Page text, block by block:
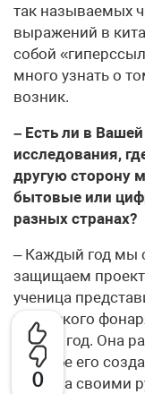
0
так называемых
выражений в
собой
много узнать о
возник.
– Есть ли в
исследования,
другую сторону
бытовые или
разных странах?
– Каждый год мы
защищаем
ученица
китайского
Новый год. Она
способе его
сделала своими